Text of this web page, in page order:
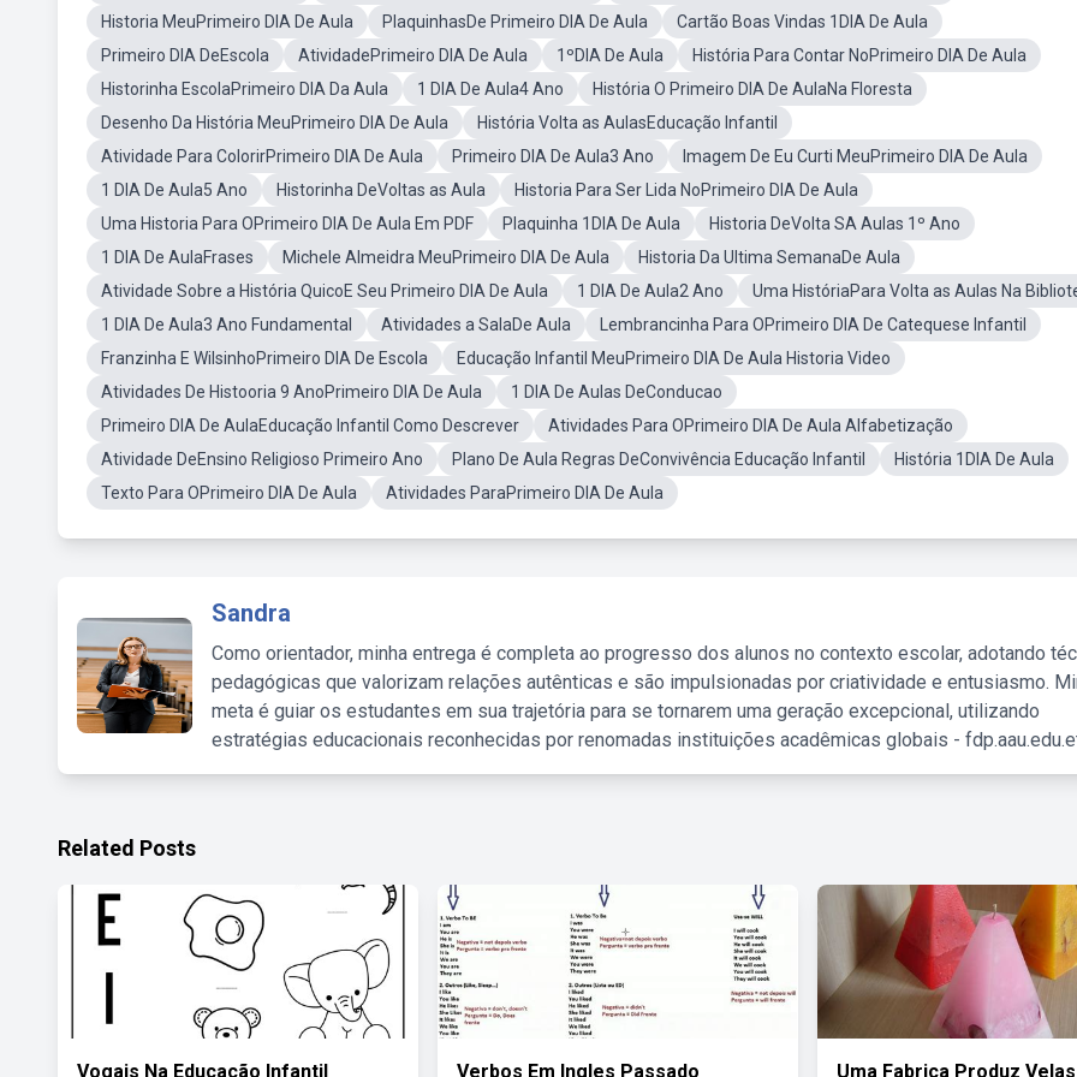
Historia MeuPrimeiro DIA De Aula PlaquinhasDe Primeiro DIA De Aula
Cartão Boas Vindas 1DIA De Aula
Primeiro DIA DeEscola
AtividadePrimeiro DIA De Aula 1ºDIA De Aula
História Para Contar NoPrimeiro DIA De Aula
Historinha EscolaPrimeiro DIA Da Aula
1 DIA De Aula4 Ano
História O Primeiro DIA De AulaNa Floresta
Desenho Da História MeuPrimeiro DIA De Aula
História Volta as AulasEducação Infantil
Atividade Para ColorirPrimeiro DIA De Aula
Primeiro DIA De Aula3 Ano
Imagem De Eu Curti MeuPrimeiro DIA De Aula
1 DIA De Aula5 Ano
Historinha DeVoltas as Aula
Historia Para Ser Lida NoPrimeiro DIA De Aula
Uma Historia Para OPrimeiro DIA De Aula Em PDF
Plaquinha 1DIA De Aula
Historia DeVolta SA Aulas 1º Ano
1 DIA De AulaFrases
Michele Almeidra MeuPrimeiro DIA De Aula
Historia Da Ultima SemanaDe Aula
Atividade Sobre a História QuicoE Seu Primeiro DIA De Aula
1 DIA De Aula2 Ano
Uma HistóriaPara Volta as Aulas Na
1 DIA De Aula3 Ano Fundamental
Atividades a SalaDe Aula
Lembrancinha Para OPrimeiro DIA De Catequese Infantil
Franzinha E WilsinhoPrimeiro DIA De Escola
Educação Infantil MeuPrimeiro DIA De Aula Historia Video
Atividades De Histooria 9 AnoPrimeiro DIA De Aula
1 DIA De Aulas DeConducao
Primeiro DIA De AulaEducação Infantil Como Descrever
Atividades Para OPrimeiro DIA De Aula Alfabetização
Atividade DeEnsino Religioso Primeiro Ano
Plano De Aula Regras DeConvivência Educação Infantil
História 1DIA De Aula
Texto Para OPrimeiro DIA De Aula
Atividades ParaPrimeiro DIA De Aula
Sandra
Como orientador, minha entrega é completa ao progresso dos alunos no contexto escolar, adotando
pedagógicas que valorizam relações autênticas e são impulsionadas por criatividade e entusiasmo.
meta é guiar os estudantes em sua trajetória para se tornarem uma geração excepcional, utilizando
estratégias educacionais reconhecidas por renomadas instituições acadêmicas globais -
Related Posts
Vogais Na Educação Infantil Verbos Em Ingles Passado Uma Fabrica Produz